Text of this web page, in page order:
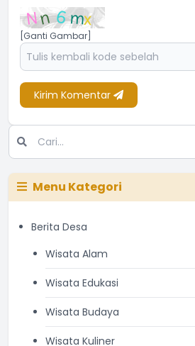
[Ganti Gambar]
Kirim Komentar
Menu Kategori
Berita Desa
Wisata Alam
Wisata Edukasi
Wisata Budaya
Wisata Kuliner